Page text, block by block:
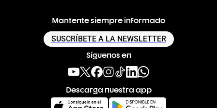
Mantente siempre informado
SUSCRÍBETE A LA NEWSLETTER
Síguenos en
Descarga nuestra app